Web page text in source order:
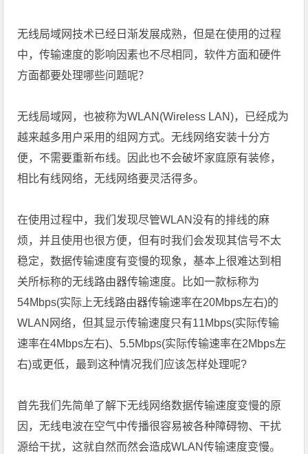
无线局域网技术已经日渐发展成熟，但是在使用的过程
中，传输速度的影响因素也不尽相同，软件方面和硬件
方面都要处理哪些问题呢？
无线局域网，也被称为WLAN(Wireless LAN)，已经成为
越来越多用户采用的组网方式。无线网络安装十分方
便，不需要重新布线。因此也不会破坏家庭原有装修，
相比有线网络，无线网络要灵活得多。
在使用过程中，我们发现尽管WLAN没有的排线的麻
烦，并且使用也很方便，但有时我们会发现其信号不太
稳定，数据传输速度有变慢的现象，基本上很难达到相
关所标称的无线路由器传输速度。比如一款标称为
54Mbps(实际上无线路由器传输速率在20Mbps左右)的
WLAN网络，但其显示传输速度只有11Mbps(实际传输
速率在4Mbps左右)、5.5Mbps(实际传输速率在2Mbps左
右)或更低，最到这种情况我们应该怎样处理呢?
首先我们先简单了解下无线网络数据传输速度变慢的原
因，无线电波在空气中传播很容易被各种障碍物、干扰
源给干扰，这就自然而然会造成WLAN传输速度变慢。